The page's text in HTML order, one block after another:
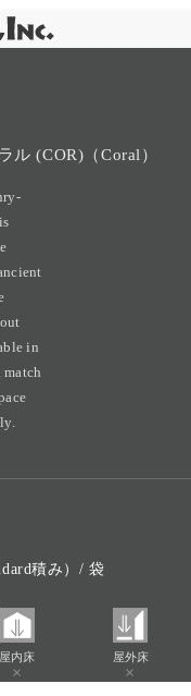
(COR)（Coral）
in
積み）/ 袋
屋内床
×
屋外床
×